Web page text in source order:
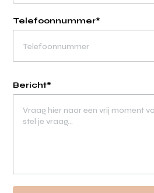
Telefoonnummer*
Bericht*